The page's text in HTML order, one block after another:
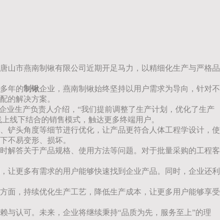
唐山市燕南制锹有限公司近期开足马力，以精细化生产与严格品
年的制锹企业，燕南制锹始终坚持以用户需求为导向，针对不
的解决方案。
业生产负责人介绍，“我们提前调整了生产计划，优化了生产
线下结合的销售模式，触达更多终端用户。
铲头角度等细节进行优化，让产品更符合人体工程学设计，使
不易变形、损坏。
解答关于产品规格、使用方法等问题。对于批量采购的工程客
让更多有需求的用户能够快速找到企业产品。同时，企业还利
面，持续优化生产工艺，降低生产成本，让更多用户能够享受
认可。未来，企业将继续秉持“品质为先，服务至上”的理